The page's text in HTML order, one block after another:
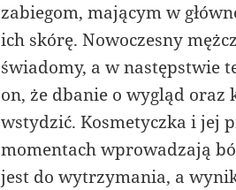
zabiegom, mającym w
ich skórę. Nowoczesny
świadomy, a w następstwie
on, że dbanie o wygląd oraz
wstydzić. Kosmetyczka i jej
momentach wprowadzają
jest do wytrzymania, a